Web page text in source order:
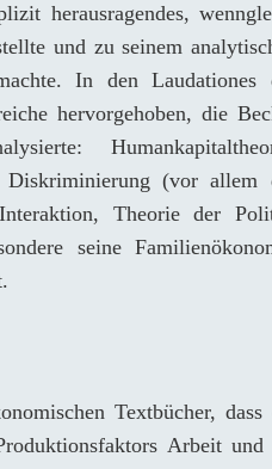
herausragendes,
und zu seinem
In den Laudationes
hervorgehoben, die
(vor allem
Theorie der
seine
Textbücher, dass
Arbeit und